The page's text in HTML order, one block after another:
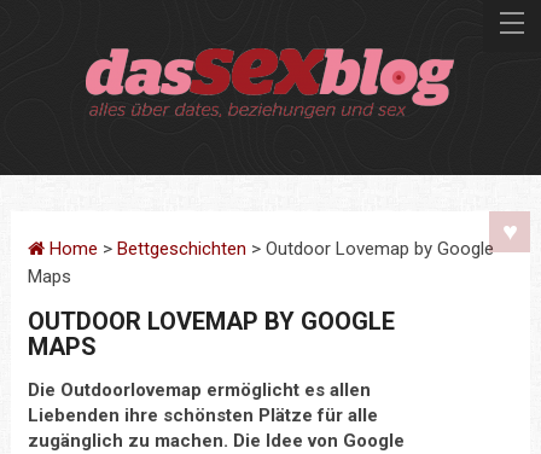
Home > Bettgeschichten > Outdoor Lovemap by Google
Maps
OUTDOOR LOVEMAP BY GOOGLE
MAPS
Die Outdoorlovemap ermöglicht es allen
Liebenden ihre schönsten Plätze für alle
zugänglich zu machen. Die Idee von Google